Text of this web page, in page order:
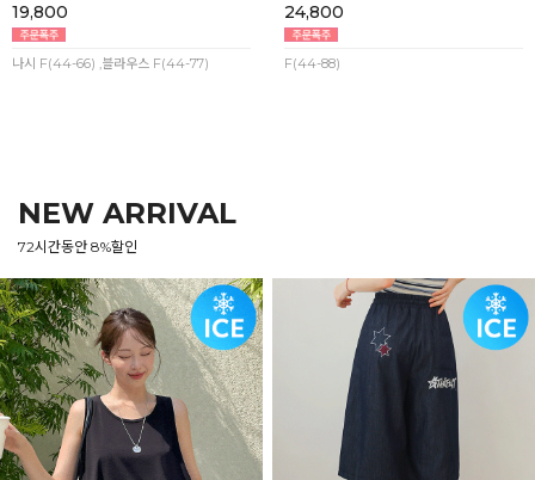
19,800
나시 F(44-66) ,블라우스 F(44-77)
24,800
F(44-88)
NEW ARRIVAL
72시간동안 8%할인